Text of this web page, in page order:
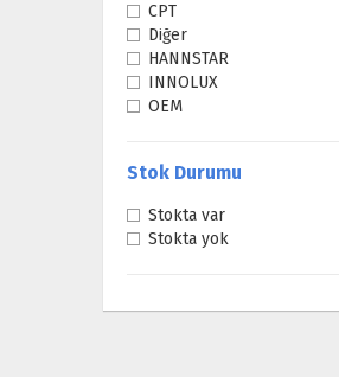
CPT
Diğer
HANNSTAR
INNOLUX
OEM
Stok Durumu
Stokta var
Stokta yok